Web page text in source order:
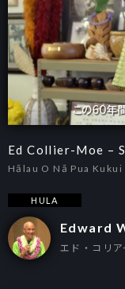
Ed Collier-Moe –
Hālau O Nā Pua
HULA
Edward
エド・コリア